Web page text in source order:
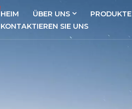
HEIM ÜBER UNS PRODUKTE
KONTAKTIEREN SIE UNS